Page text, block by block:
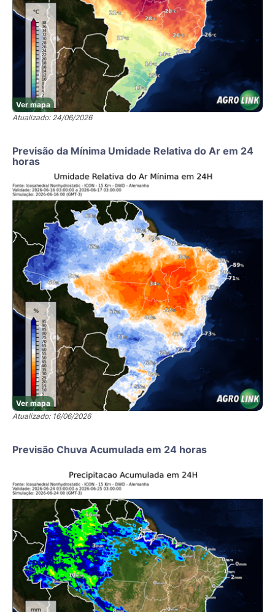
Ver mapa
Atualizado: 24/06/2026
Previsão da Mínima Umidade Relativa do Ar em 24
horas
Ver mapa
Atualizado: 16/06/2026
Previsão Chuva Acumulada em 24 horas